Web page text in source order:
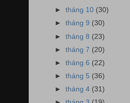
►tháng 10 (30)
►tháng 9 (30)
►tháng 8 (23)
►tháng 7 (20)
►tháng 6 (22)
►tháng 5 (36)
►tháng 4 (31)